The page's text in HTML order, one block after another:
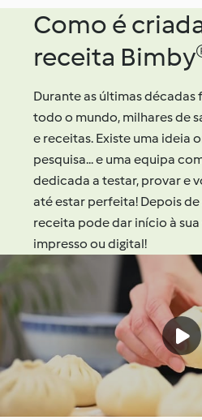
Como é
receita
Durante as últimas
todo o mundo, milhares de
e receitas. Existe uma ideia
pesquisa... e uma equipa
dedicada a testar, provar e
até estar perfeita! Depois
receita pode dar início à
impresso ou digital!